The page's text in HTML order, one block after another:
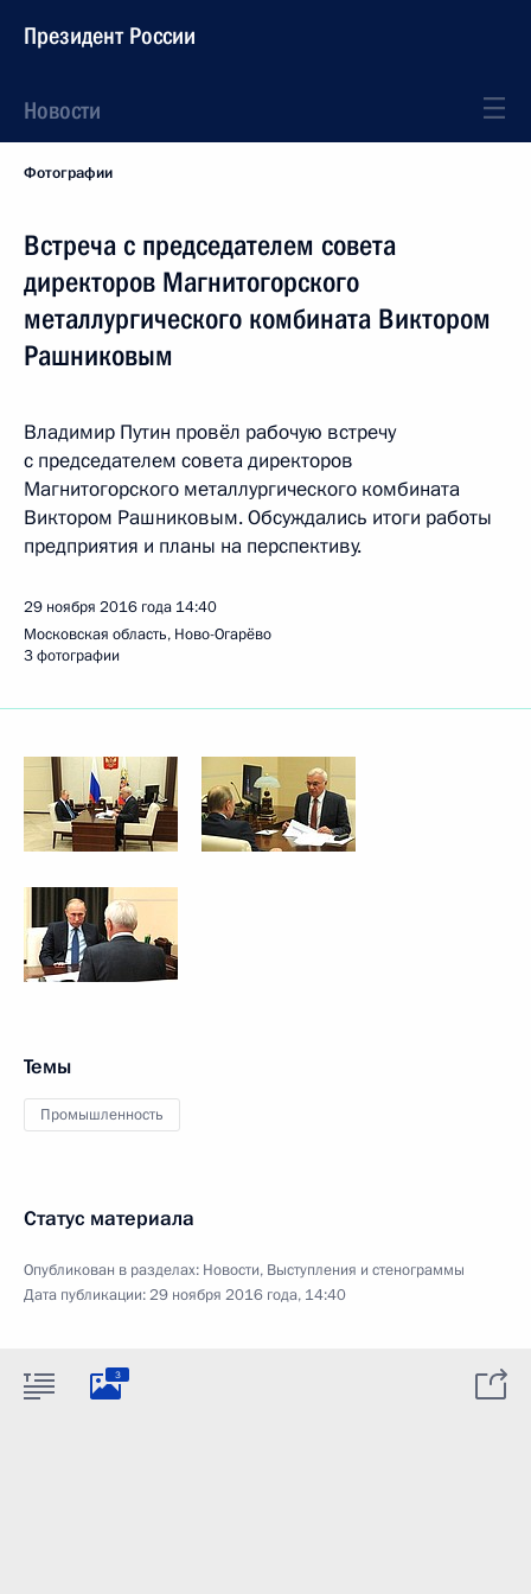
Президент России
Новости
Фотографии
Встреча с председателем совета
директоров Магнитогорского
металлургического комбината Виктором
Рашниковым
Владимир Путин провёл рабочую встречу
с председателем совета директоров
Магнитогорского металлургического комбината
Виктором Рашниковым. Обсуждались итоги работы
предприятия и планы на перспективу.
29 ноября 2016 года 14:40
Московская область, Ново-Огарёво
3 фотографии
Темы
Промышленность
Статус материала
Опубликован в разделах: Новости, Выступления и стенограммы
Дата публикации:29 ноября 2016 года, 14:40
3